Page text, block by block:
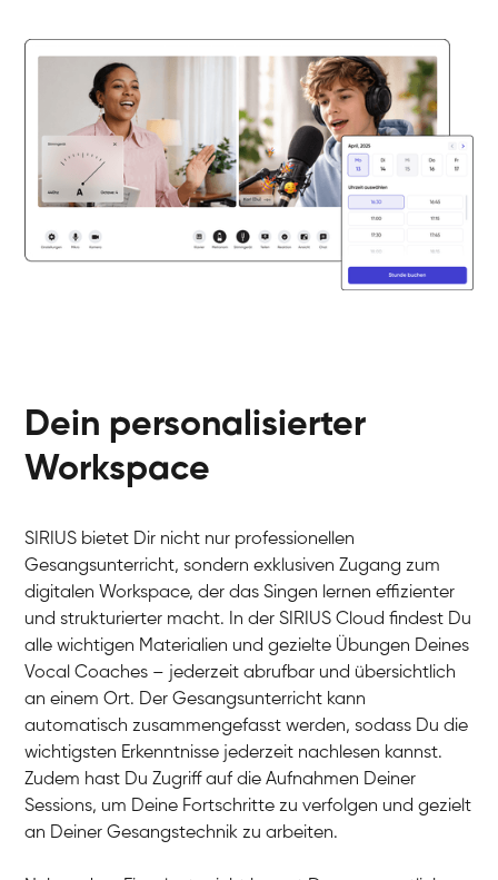
Dein personalisierter
Workspace
SIRIUS bietet Dir nicht nur professionellen
Gesangsunterricht, sondern exklusiven Zugang zum
digitalen Workspace, der das Singen lernen effizienter
und strukturierter macht. In der SIRIUS Cloud findest Du
alle wichtigen Materialien und gezielte Übungen Deines
Vocal Coaches – jederzeit abrufbar und übersichtlich
an einem Ort. Der Gesangsunterricht kann
automatisch zusammengefasst werden, sodass Du die
wichtigsten Erkenntnisse jederzeit nachlesen kannst.
Zudem hast Du Zugriff auf die Aufnahmen Deiner
Sessions, um Deine Fortschritte zu verfolgen und gezielt
an Deiner Gesangstechnik zu arbeiten.